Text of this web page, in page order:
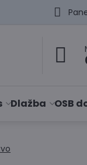
Dlažba OSB